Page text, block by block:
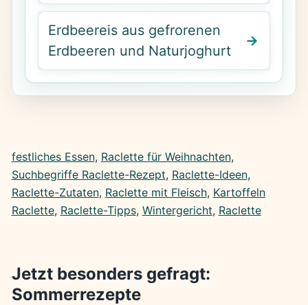
Erdbeereis aus gefrorenen
Erdbeeren und Naturjoghurt
festliches Essen, Raclette für Weihnachten
Suchbegriffe Raclette-Rezept, Raclette-Ideen
Raclette-Zutaten, Raclette mit Fleisch, Kartoffeln
Raclette, Raclette-Tipps, Wintergericht, Raclette
Jetzt besonders gefragt:
Sommerrezepte